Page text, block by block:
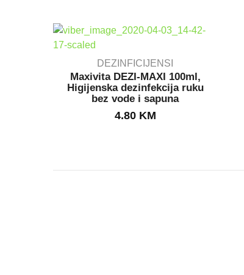
IN STOCK
DEZINFICIJENSI
Maxivita DEZI-MAXI 100ml,
Higijenska dezinfekcija ruku
bez vode i sapuna
4.80 KM